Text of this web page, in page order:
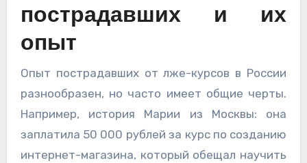
пострадавших и их
опыт
Опыт пострадавших от лже-курсов в России
разнообразен, но часто имеет общие черты.
Например, история Марии из Москвы: она
заплатила 50 000 рублей за курс по созданию
интернет-магазина, который обещал научить